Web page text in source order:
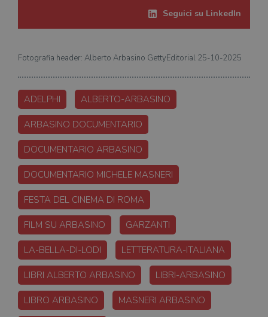
Seguici su LinkedIn
Fotografia header: Alberto Arbasino GettyEditorial 25-10-2025
ADELPHI ALBERTO-ARBASINO
ARBASINO DOCUMENTARIO
DOCUMENTARIO ARBASINO
DOCUMENTARIO MICHELE MASNERI
FESTA DEL CINEMA DI ROMA
FILM SU ARBASINO GARZANTI
LA-BELLA-DI-LODI LETTERATURA-ITALIANA
LIBRI ALBERTO ARBASINO LIBRI-ARBASINO
LIBRO ARBASINO MASNERI ARBASINO